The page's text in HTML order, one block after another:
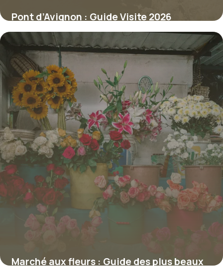
Pont d’Avignon : Guide Visite 2026
6 juillet 2026
Marché aux fleurs : Guide des plus beaux